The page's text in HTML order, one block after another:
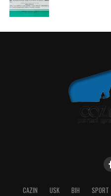
CAZIN USK BIH SPORT